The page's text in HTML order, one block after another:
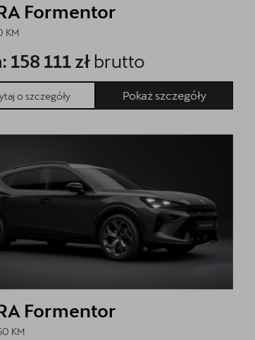
Formentor
KM
158 111 zł brutto
o szczegóły Pokaż szczegóły
Formentor
KM